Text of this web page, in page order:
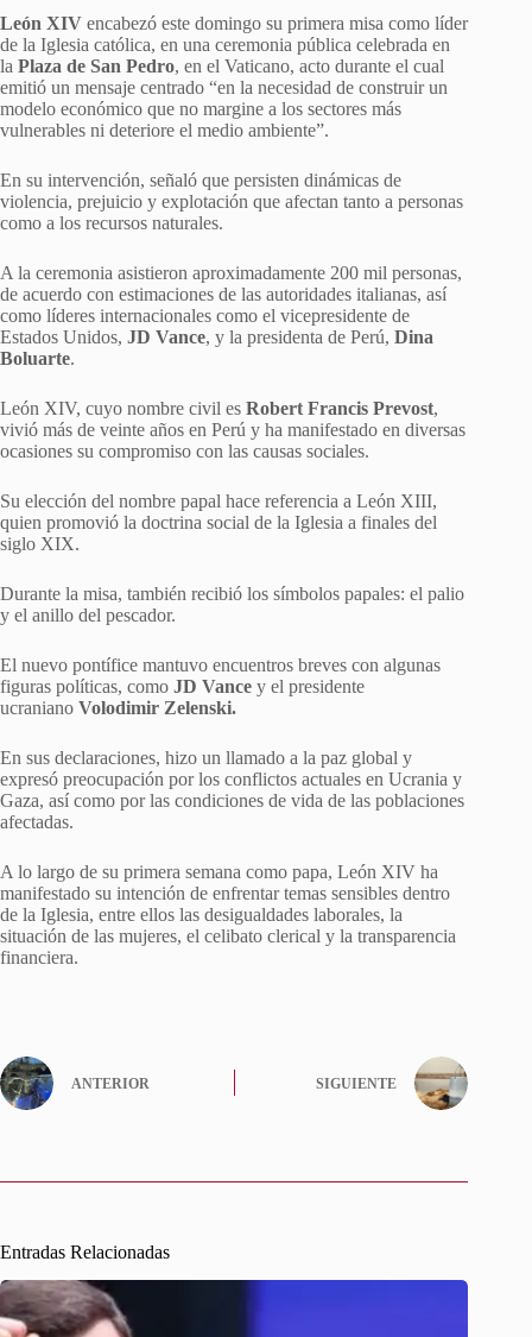
León XIV encabezó este domingo su primera misa como líder
de la Iglesia católica, en una ceremonia pública celebrada en
la Plaza de San Pedro, en el Vaticano, acto durante el cual
emitió un mensaje centrado “en la necesidad de construir un
modelo económico que no margine a los sectores más
vulnerables ni deteriore el medio ambiente”.
En su intervención, señaló que persisten dinámicas de
violencia, prejuicio y explotación que afectan tanto a personas
como a los recursos naturales.
A la ceremonia asistieron aproximadamente 200 mil personas,
de acuerdo con estimaciones de las autoridades italianas, así
como líderes internacionales como el vicepresidente de
Estados Unidos, JD Vance, y la presidenta de Perú, Dina
Boluarte.
León XIV, cuyo nombre civil es Robert Francis Prevost,
vivió más de veinte años en Perú y ha manifestado en diversas
ocasiones su compromiso con las causas sociales.
Su elección del nombre papal hace referencia a León XIII,
quien promovió la doctrina social de la Iglesia a finales del
siglo XIX.
Durante la misa, también recibió los símbolos papales: el palio
y el anillo del pescador.
El nuevo pontífice mantuvo encuentros breves con algunas
figuras políticas, como JD Vance y el presidente
ucraniano Volodimir Zelenski.
En sus declaraciones, hizo un llamado a la paz global y
expresó preocupación por los conflictos actuales en Ucrania y
Gaza, así como por las condiciones de vida de las poblaciones
afectadas.
A lo largo de su primera semana como papa, León XIV ha
manifestado su intención de enfrentar temas sensibles dentro
de la Iglesia, entre ellos las desigualdades laborales, la
situación de las mujeres, el celibato clerical y la transparencia
financiera.
ANTERIOR SIGUIENTE
Entradas Relacionadas